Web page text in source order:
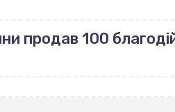
продав 100